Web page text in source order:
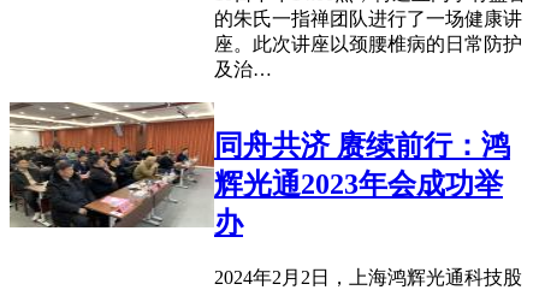
的朱氏一指禅团队进行了一场健康讲
座。此次讲座以颈腰椎病的日常防护
及治…
同舟共济 赓续前行：鸿
辉光通2023年会成功举
办
2024年2月2日，上海鸿辉光通科技股